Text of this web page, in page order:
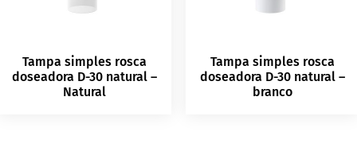
Tampa simples rosca
doseadora D-30 natural –
Natural
Tampa simples rosca
doseadora D-30 natural –
branco